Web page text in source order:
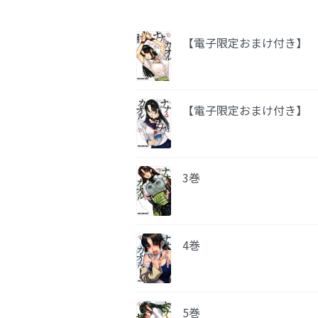
【電子限定おまけ付き
【電子限定おまけ付き
3巻
4巻
5巻